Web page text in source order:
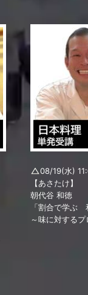
08/19(水)
【あさたけ】
朝代谷 和徳
「割合で学ぶ
～味に対するプ